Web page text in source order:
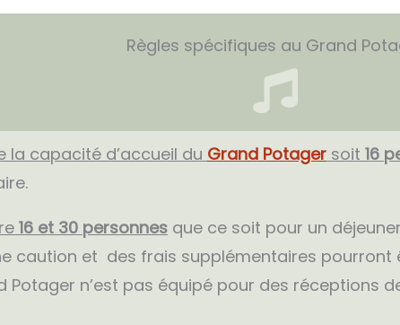
Règles spécifiques au Grand
la capacité d’accueil du Grand Potager soit 16
16 et 30 personnes que ce soit pour un
caution et des frais supplémentaires pourront
Potager n’est pas équipé pour des réceptions